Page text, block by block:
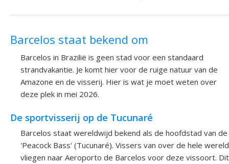
Barcelos staat bekend om
Barcelos in Brazilië is geen stad voor een standaard
strandvakantie. Je komt hier voor de ruige natuur van de
Amazone en de visserij. Hier is wat je moet weten over
deze plek in mei 2026.
De sportvisserij op de Tucunaré
Barcelos staat wereldwijd bekend als de hoofdstad van de
'Peacock Bass' (Tucunaré). Vissers van over de hele wereld
vliegen naar Aeroporto de Barcelos voor deze vissoort. Dit